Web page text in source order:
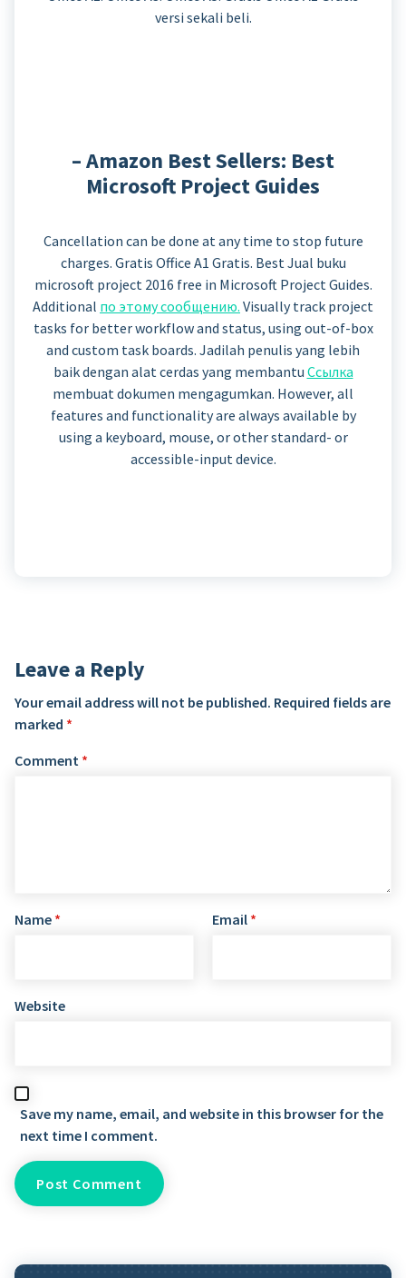
versi sekali beli.
– Amazon Best Sellers: Best
Microsoft Project Guides
Cancellation can be done at any time to stop future
charges. Gratis Office A1 Gratis. Best Jual buku
microsoft project 2016 free in Microsoft Project Guides.
Additional по этому сообщению. Visually track project
tasks for better workflow and status, using out-of-box
and custom task boards. Jadilah penulis yang lebih
baik dengan alat cerdas yang membantu Ссылка
membuat dokumen mengagumkan. However, all
features and functionality are always available by
using a keyboard, mouse, or other standard- or
accessible-input device.
Leave a Reply
Your email address will not be published. Required fields are
marked *
Comment *
Name * Email *
Website
Save my name, email, and website in this browser for the
next time I comment.